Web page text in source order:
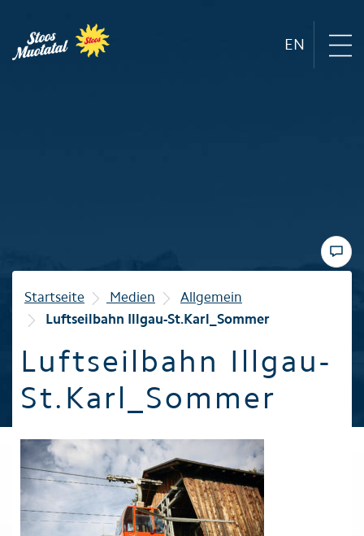
EN
Winter
Familie
Startseite Medien
Allgemein
Luftseilbahn Illgau-St.Karl_Sommer
Luftseilbahn Illgau-
St.Karl_Sommer